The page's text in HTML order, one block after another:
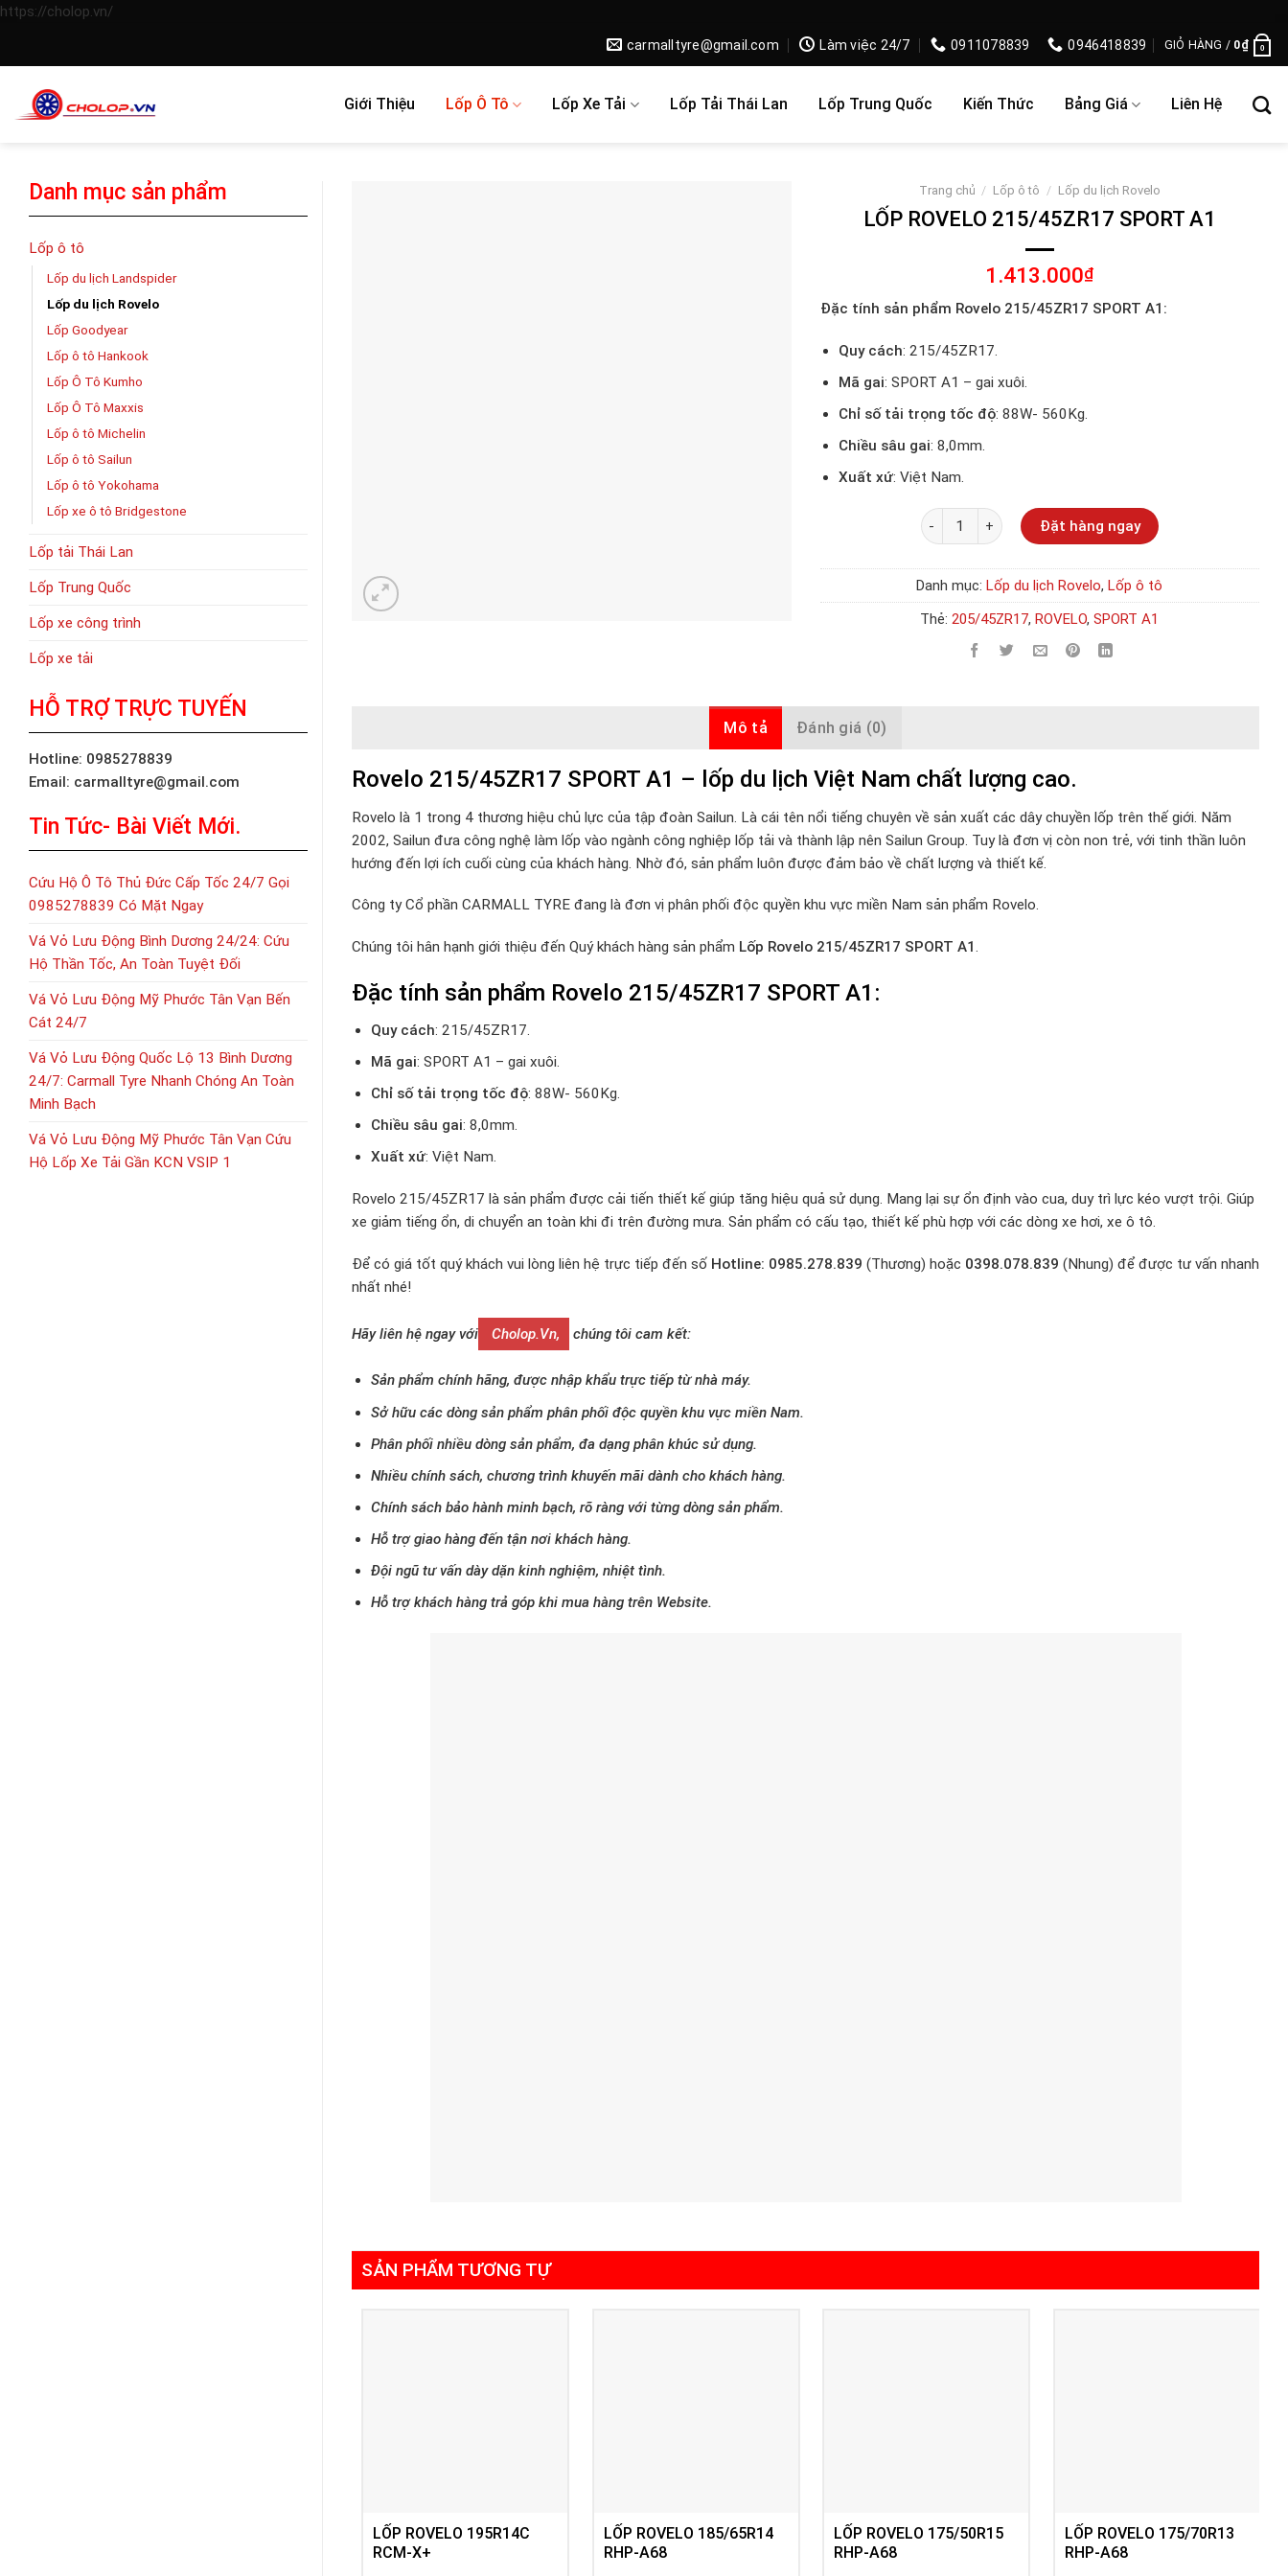
https://cholop.vn/Skip
carmalltyre@gmail.com Làm việc 24/7 0911078839 0946418839 GIỎ HÀNG / 0₫ 0
Giới Thiệu Lốp Ô Tô Lốp Xe Tải Lốp Tải Thái Lan Lốp Trung Quốc Kiến Thức Bảng Giá Liên Hệ
Danh mục sản phẩm
Lốp ô tô
Lốp du lịch Landspider
Lốp du lịch Rovelo
Lốp Goodyear
Lốp ô tô Hankook
Lốp Ô Tô Kumho
Lốp Ô Tô Maxxis
Lốp ô tô Michelin
Lốp ô tô Sailun
Lốp ô tô Yokohama
Lốp xe ô tô Bridgestone
Lốp tải Thái Lan
Lốp Trung Quốc
Lốp xe công trình
Lốp xe tải
HỖ TRỢ TRỰC TUYẾN
Hotline: 0985278839
Email: carmalltyre@gmail.com
Tin Tức- Bài Viết Mới.
Cứu Hộ Ô Tô Thủ Đức Cấp Tốc 24/7 Gọi
0985278839 Có Mặt Ngay
Vá Vỏ Lưu Động Bình Dương 24/24: Cứu
Hộ Thần Tốc, An Toàn Tuyệt Đối
Vá Vỏ Lưu Động Mỹ Phước Tân Vạn Bến
Cát 24/7
Vá Vỏ Lưu Động Quốc Lộ 13 Bình Dương
24/7: Carmall Tyre Nhanh Chóng An Toàn
Minh Bạch
Vá Vỏ Lưu Động Mỹ Phước Tân Vạn Cứu
Hộ Lốp Xe Tải Gần KCN VSIP 1
Trang chủ / Lốp ô tô / Lốp du lịch Rovelo
LỐP ROVELO 215/45ZR17 SPORT A1
1.413.000₫
Đặc tính sản phẩm Rovelo 215/45ZR17 SPORT A1:
Quy cách: 215/45ZR17.
Mã gai: SPORT A1 – gai xuôi.
Chỉ số tải trọng tốc độ: 88W- 560Kg.
Chiều sâu gai: 8,0mm.
Xuất xứ: Việt Nam.
Số lượng
Đặt hàng ngay
Danh mục: Lốp du lịch Rovelo, Lốp ô tô
Thẻ:205/45ZR17, ROVELO,SPORT A1
Mô tả Đánh giá (0)
Rovelo 215/45ZR17 SPORT A1 – lốp du lịch Việt Nam chất lượng cao.
Rovelo là 1 trong 4 thương hiệu chủ lực của tập đoàn Sailun. Là cái tên nổi tiếng chuyên về sản xuất các dây chuyền lốp trên thế giới. Năm
2002, Sailun đưa công nghệ làm lốp vào ngành công nghiệp lốp tải và thành lập nên Sailun Group. Tuy là đơn vị còn non trẻ, với tinh thần luôn
hướng đến lợi ích cuối cùng của khách hàng. Nhờ đó, sản phẩm luôn được đảm bảo về chất lượng và thiết kế.
Công ty Cổ phần CARMALL TYRE đang là đơn vị phân phối độc quyền khu vực miền Nam sản phẩm Rovelo.
Chúng tôi hân hạnh giới thiệu đến Quý khách hàng sản phẩm Lốp Rovelo 215/45ZR17 SPORT A1.
Đặc tính sản phẩm Rovelo 215/45ZR17 SPORT A1:
Quy cách: 215/45ZR17.
Mã gai: SPORT A1 – gai xuôi.
Chỉ số tải trọng tốc độ: 88W- 560Kg.
Chiều sâu gai: 8,0mm.
Xuất xứ: Việt Nam.
Rovelo 215/45ZR17 là sản phẩm được cải tiến thiết kế giúp tăng hiệu quả sử dụng. Mang lại sự ổn định vào cua, duy trì lực kéo vượt trội. Giúp
xe giảm tiếng ổn, di chuyển an toàn khi đi trên đường mưa. Sản phẩm có cấu tạo, thiết kế phù hợp với các dòng xe hơi, xe ô tô.
Để có giá tốt quý khách vui lòng liên hệ trực tiếp đến số Hotline: 0985.278.839 (Thương) hoặc 0398.078.839 (Nhung) để được tư vấn nhanh
nhất nhé!
Hãy liên hệ ngay với Cholop.vn, chúng tôi cam kết:
Sản phẩm chính hãng, được nhập khẩu trực tiếp từ nhà máy.
Sở hữu các dòng sản phẩm phân phối độc quyền khu vực miền Nam.
Phân phối nhiều dòng sản phẩm, đa dạng phân khúc sử dụng.
Nhiều chính sách, chương trình khuyến mãi dành cho khách hàng.
Chính sách bảo hành minh bạch, rõ ràng với từng dòng sản phẩm.
Hỗ trợ giao hàng đến tận nơi khách hàng.
Đội ngũ tư vấn dày dặn kinh nghiệm, nhiệt tình.
Hỗ trợ khách hàng trả góp khi mua hàng trên Website.
SẢN PHẨM TƯƠNG TỰ
LỐP ROVELO 195R14C
RCM-X+
LỐP ROVELO 185/65R14
RHP-A68
LỐP ROVELO 175/50R15
RHP-A68
LỐP ROVELO 175/70R13
RHP-A68